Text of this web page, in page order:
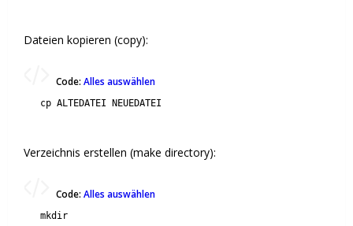
Dateien kopieren (copy):
Code: Alles auswählen
cp ALTEDATEI NEUEDATEI
Verzeichnis erstellen (make directory):
Code: Alles auswählen
mkdir